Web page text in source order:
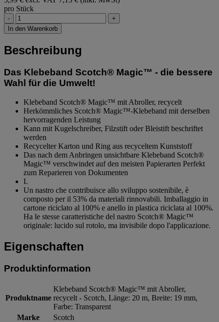
pro Stück
-
+
In den Warenkorb
Beschreibung
Das Klebeband Scotch® Magic™ - die bessere
Wahl für die Umwelt!
Klebeband Scotch® Magic™ mit Abroller, recycelt
Herkömmliches Scotch® Magic™-Klebeband mit derselben
hervorragenden Leistung
Kann mit Kugelschreiber, Filzstift oder Bleistift beschriftet
werden
Recycelter Karton und Ring aus recyceltem Kunststoff
Das nach dem Anbringen unsichtbare Klebeband Scotch®
Magic™ verschwindet auf den meisten Papierarten Perfekt
zum Reparieren von Dokumenten
I.
Un nastro che contribuisce allo sviluppo sostenibile, è
composto per il 53% da materiali rinnovabili. Imballaggio in
cartone riciclato al 100% e anello in plastica riciclata al 100%.
Ha le stesse caratteristiche del nastro Scotch® Magic™
originale: lucido sul rotolo, ma invisibile dopo l'applicazione.
Eigenschaften
Produktinformation
Produktname
Klebeband Scotch® Magic™ mit Abroller,
recycelt - Scotch, Länge: 20 m, Breite: 19 mm,
Farbe: Transparent
Marke
Scotch